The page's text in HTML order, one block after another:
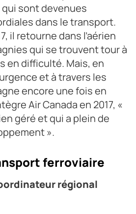
sont devenues
dans le transport.
il retourne dans l’aérien
qui se trouvent tour à
en difficulté. Mais, en
et à travers les
encore une fois en
Air Canada en 2017, «
géré et qui a plein de
».
ferroviaire
régional